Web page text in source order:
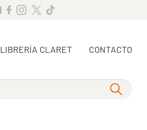
LIBRERÍA CLARET CONTACTO